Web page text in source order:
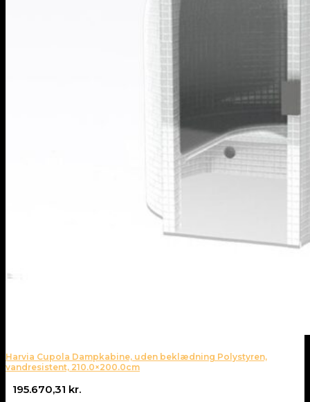
Harvia Cupola Dampkabine, uden beklædning Polystyren,
vandresistent, 210.0×200.0cm
195.670,31 kr.